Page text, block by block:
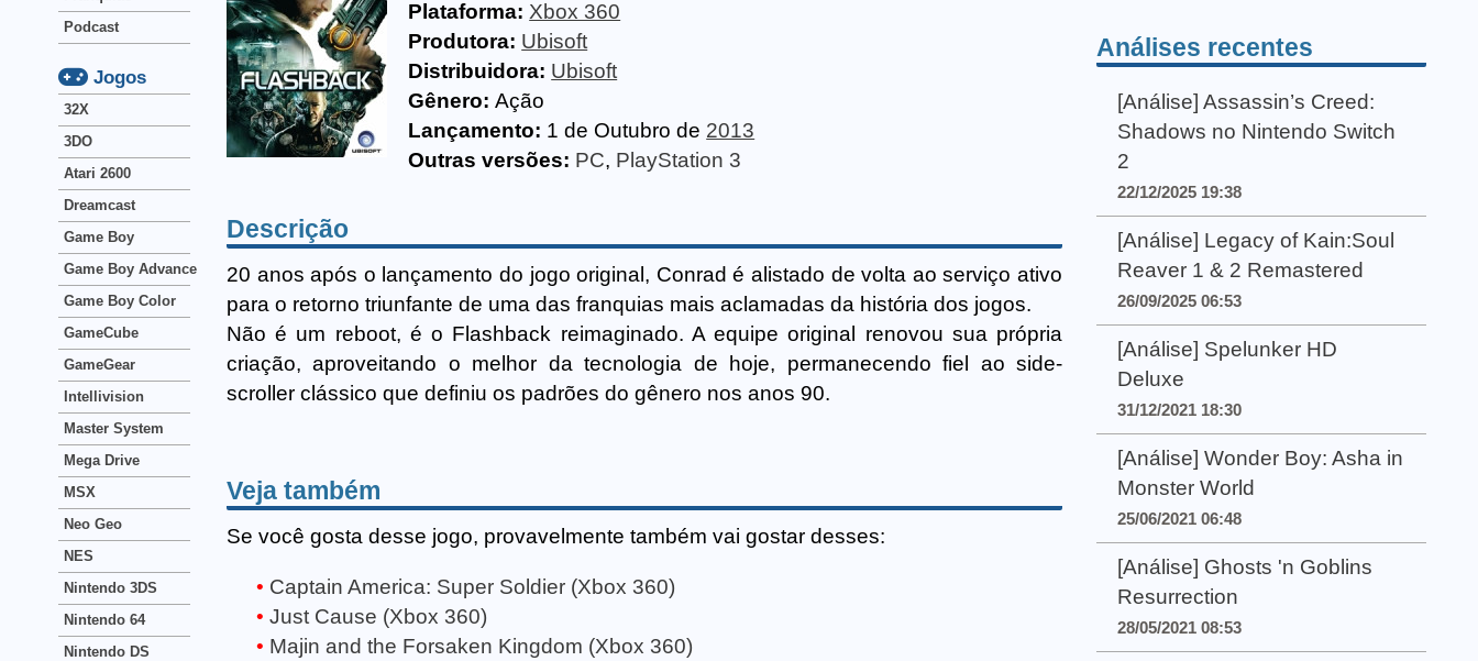
Plataforma: Xbox 360
Produtora: Ubisoft
Distribuidora: Ubisoft
Gênero: Ação
Lançamento: 1 de Outubro de 2013
Outras versões: PC, PlayStation 3
Descrição
20 anos após o lançamento do jogo original, Conrad é alistado de volta ao serviço ativo
para o retorno triunfante de uma das franquias mais aclamadas da história dos jogos.
Não é um reboot, é o Flashback reimaginado. A equipe original renovou sua própria
criação, aproveitando o melhor da tecnologia de hoje, permanecendo fiel ao side-
scroller clássico que definiu os padrões do gênero nos anos 90.
Veja também
Se você gosta desse jogo, provavelmente também vai gostar desses:
Captain America: Super Soldier (Xbox 360)
Just Cause (Xbox 360)
Majin and the Forsaken Kingdom (Xbox 360)
Podcast
Jogos
32X
3DO
Atari 2600
Dreamcast
Game Boy
Game Boy Advance
Game Boy Color
GameCube
GameGear
Intellivision
Master System
Mega Drive
MSX
Neo Geo
NES
Nintendo 3DS
Nintendo 64
Nintendo DS
Análises recentes
[Análise] Assassin’s Creed:
Shadows no Nintendo Switch
2
22/12/2025 19:38
[Análise] Legacy of Kain:Soul
Reaver 1 & 2 Remastered
26/09/2025 06:53
[Análise] Spelunker HD
Deluxe
31/12/2021 18:30
[Análise] Wonder Boy: Asha in
Monster World
25/06/2021 06:48
[Análise] Ghosts 'n Goblins
Resurrection
28/05/2021 08:53